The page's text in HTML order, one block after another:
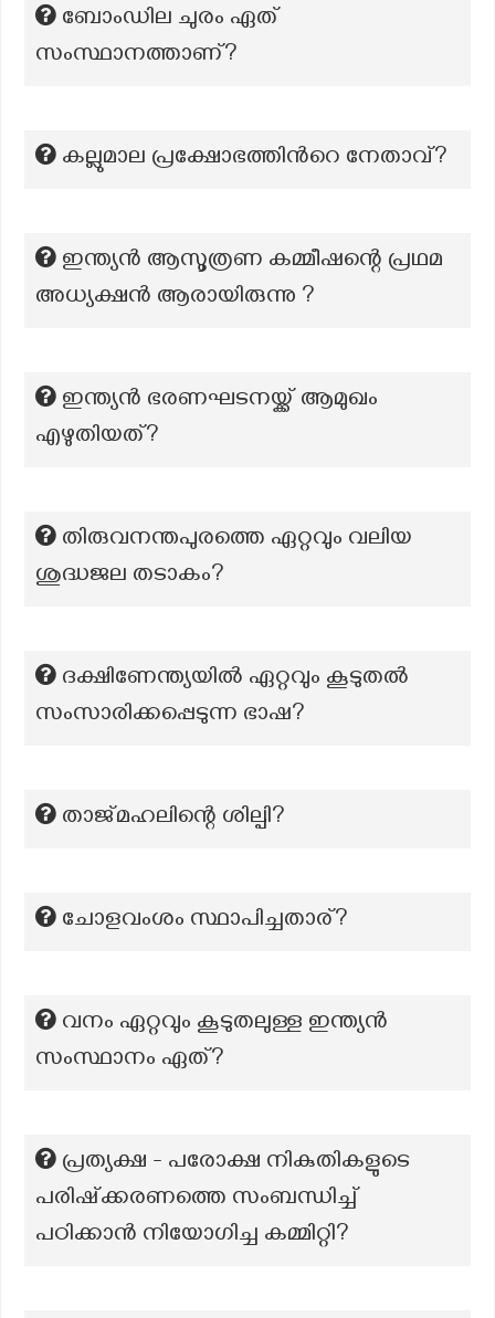
ബോംഡില ചുരം ഏത്
സംസ്ഥാനത്താണ്?
കല്ലുമാല പ്രക്ഷോഭത്തിന്‍റെ നേതാവ്?
ഇന്ത്യൻ ആസൂത്രണ കമ്മീഷന്റെ പ്രഥമ
അധ്യക്ഷൻ ആരായിരുന്നു ?
ഇന്ത്യൻ ഭരണഘടനയ്ക്ക് ആമുഖം
എഴുതിയത്?
തിരുവനന്തപുരത്തെ ഏറ്റവും വലിയ
ശുദ്ധജല തടാകം?
ദക്ഷിണേന്ത്യയിൽ ഏറ്റവും കൂടുതൽ
സംസാരിക്കപ്പെടുന്ന ഭാഷ?
താജ്മഹലിന്റെ ശില്പി?
ചോളവംശം സ്ഥാപിച്ചതാര്?
വനം ഏറ്റവും കൂടുതലുള്ള ഇന്ത്യൻ
സംസ്ഥാനം ഏത്?
പ്രത്യക്ഷ - പരോക്ഷ നികുതികളുടെ
പരിഷ്ക്കരണത്തെ സംബന്ധിച്ച്
പഠിക്കാൻ നിയോഗിച്ച കമ്മിറ്റി?